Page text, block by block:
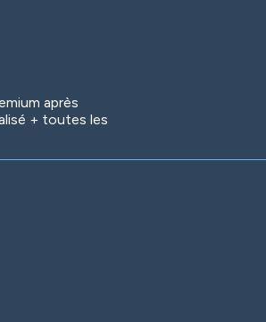
après
+ toutes les